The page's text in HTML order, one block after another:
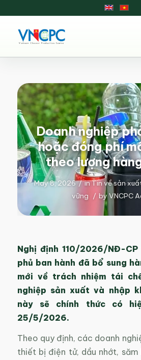
Doanh nghiệp
hoặc đóng phí
theo lượng
May 8, 2026 / inTin về sản
vững / byVNCPC
Nghị định 110/2026/NĐ-
phủ ban hành đã bổ sung
mới về trách nhiệm tái
nghiệp sản xuất và nhập
này sẽ chính thức có
25/5/2026.
Theo quy định, các doanh
thiết bị điện tử, dầu nhớt,